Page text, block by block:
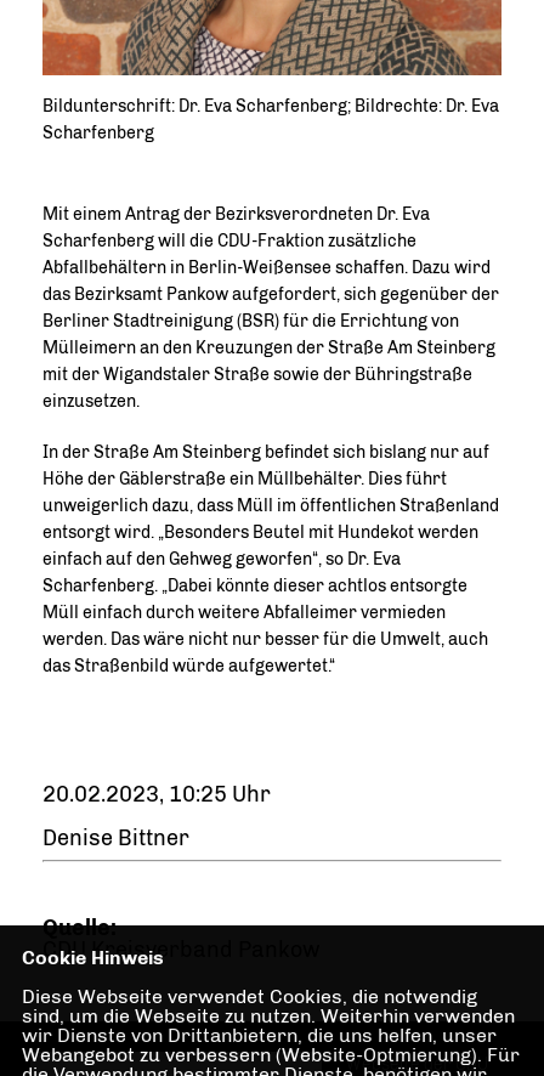
Bildunterschrift: Dr. Eva Scharfenberg; Bildrechte: Dr. Eva
Scharfenberg
Mit einem Antrag der Bezirksverordneten Dr. Eva
Scharfenberg will die CDU-Fraktion zusätzliche
Abfallbehältern in Berlin-Weißensee schaffen. Dazu wird
das Bezirksamt Pankow aufgefordert, sich gegenüber der
Berliner Stadtreinigung (BSR) für die Errichtung von
Mülleimern an den Kreuzungen der Straße Am Steinberg
mit der Wigandstaler Straße sowie der Bühringstraße
einzusetzen.
In der Straße Am Steinberg befindet sich bislang nur auf
Höhe der Gäblerstraße ein Müllbehälter. Dies führt
unweigerlich dazu, dass Müll im öffentlichen Straßenland
entsorgt wird. „Besonders Beutel mit Hundekot werden
einfach auf den Gehweg geworfen“, so Dr. Eva
Scharfenberg. „Dabei könnte dieser achtlos entsorgte
Müll einfach durch weitere Abfalleimer vermieden
werden. Das wäre nicht nur besser für die Umwelt, auch
das Straßenbild würde aufgewertet.“
20.02.2023, 10:25 Uhr
Denise Bittner
Quelle:
CDU Kreisverband Pankow
Webseite der CDU
Cookie Hinweis
Diese Webseite verwendet Cookies, die notwendig
sind, um die Webseite zu nutzen. Weiterhin verwenden
wir Dienste von Drittanbietern, die uns helfen, unser
Webangebot zu verbessern (Website-Optmierung). Für